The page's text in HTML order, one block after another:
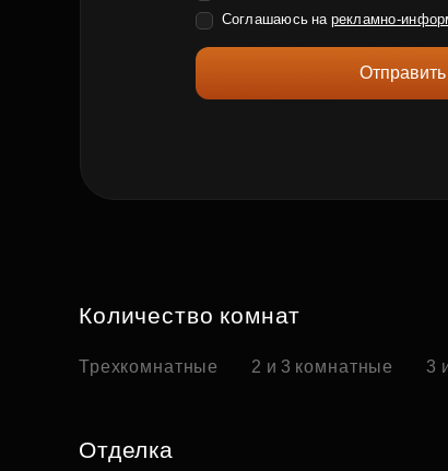
Соглашаюсь на рекламно-
Отправить
Количество комнат
Трехкомнатные 2 и 3 комнатные 3
Отделка